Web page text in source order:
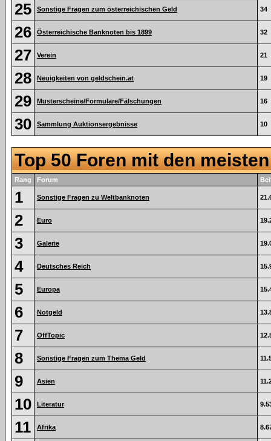
25 Sonstige Fragen zum österreichischen Geld 34
26 Österreichische Banknoten bis 1899 32
27 Verein 21
28 Neuigkeiten von geldschein.at 19
29 Musterscheine/Formulare/Fälschungen 16
30 Sammlung Auktionsergebnisse 10
Top 50 Foren mit den
Rang Forum
1 Sonstige Fragen zu Weltbanknoten
2 Euro
3 Galerie
4 Deutsches Reich
5 Europa
6 Notgeld
7 OffTopic
8 Sonstige Fragen zum Thema Geld
9 Asien
10 Literatur
11 Afrika